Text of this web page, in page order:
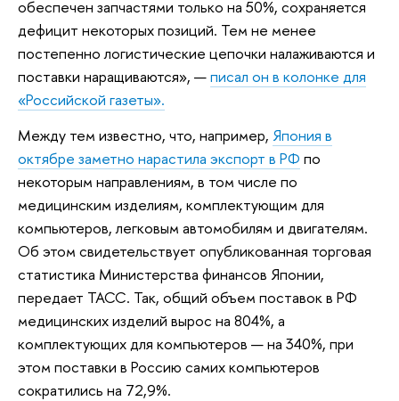
обеспечен запчастями только на 50%, сохраняется
дефицит некоторых позиций. Тем не менее
постепенно логистические цепочки налаживаются и
поставки наращиваются», —писал он в колонке для
«Российской газеты».
Между тем известно, что, например, Япония в
октябре заметно нарастила экспорт в РФ по
некоторым направлениям, в том числе по
медицинским изделиям, комплектующим для
компьютеров, легковым автомобилям и двигателям.
Об этом свидетельствует опубликованная торговая
статистика Министерства финансов Японии,
передает ТАСС. Так, общий объем поставок в РФ
медицинских изделий вырос на 804%, а
комплектующих для компьютеров — на 340%, при
этом поставки в Россию самих компьютеров
сократились на 72,9%.